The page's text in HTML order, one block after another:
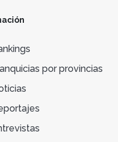
por provincias